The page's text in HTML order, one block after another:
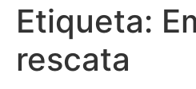
Etiqueta:
rescata